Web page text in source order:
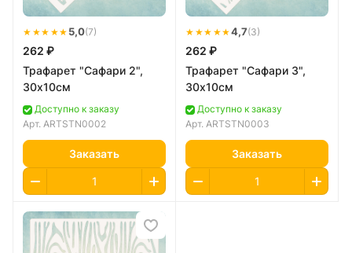
★★★★★ 5,0(7)
262 ₽
Трафарет "Сафари 2",
30х10см
Доступно к заказу
Арт. ARTSTN0002
Заказать
★★★★★4,7(3)
262 ₽
Трафарет "Сафари 3",
30х10см
Доступно к заказу
Арт. ARTSTN0003
Заказать